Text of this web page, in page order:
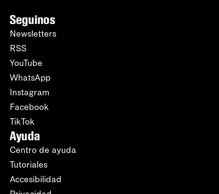
Seguinos
Newsletters
RSS
YouTube
WhatsApp
Instagram
Facebook
TikTok
Ayuda
Centro de ayuda
Tutoriales
Accesibilidad